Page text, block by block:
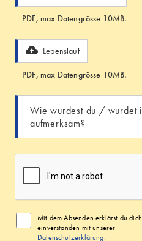
PDF, max Datengrösse 10MB.
Lebenslauf
PDF, max Datengrösse 10MB.
Mit dem Absenden erklärst du dich
einverstanden mit unserer
Datenschutzerklärung.